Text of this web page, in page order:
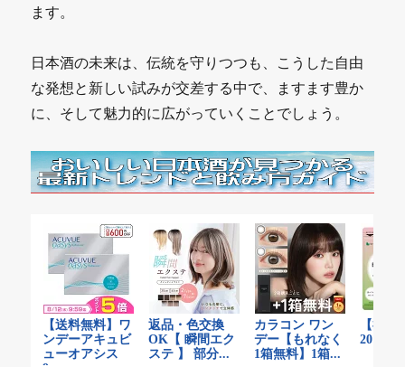
ます。
日本酒の未来は、伝統を守りつつも、こうした自由
な発想と新しい試みが交差する中で、ますます豊か
に、そして魅力的に広がっていくことでしょう。